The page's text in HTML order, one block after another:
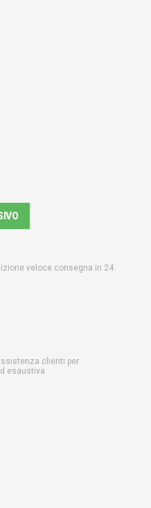
veloce consegna in 24
clienti per
esaustiva